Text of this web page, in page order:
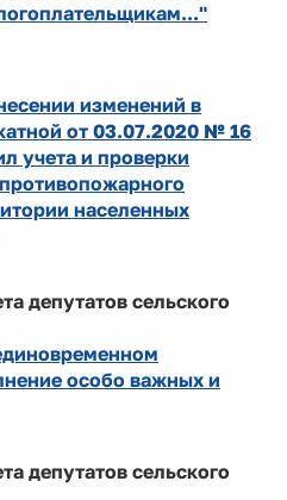
изменений в
от 03.07.2020 № 16
учета и проверки
населенных
депутатов сельского
особо важных и
депутатов сельского